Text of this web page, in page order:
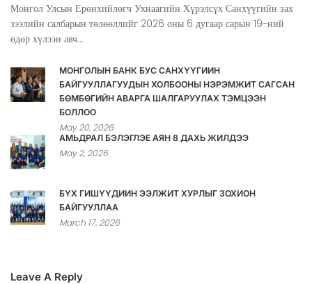
Монгол Улсын Ерөнхийлөгч Ухнаагийн Хүрэлсүх Санхүүгийн зах
зээлийн салбарын төлөөллийг 2026 оны 6 дугаар сарын 19-ний
өдөр хүлээн авч...
МОНГОЛЫН БАНК БУС САНХҮҮГИЙН
БАЙГУУЛЛАГУУДЫН ХОЛБООНЫ НЭРЭМЖИТ САГСАН
БӨМБӨГИЙН АВАРГА ШАЛГАРУУЛАХ ТЭМЦЭЭН
БОЛЛОО
May 20, 2026
АМЬДРАЛ БЭЛЭГЛЭЕ АЯН 8 ДАХЬ ЖИЛДЭЭ
May 2, 2026
БҮХ ГИШҮҮДИЙН ЭЭЛЖИТ ХУРЛЫГ ЗОХИОН
БАЙГУУЛЛАА
March 17, 2026
Leave A Reply